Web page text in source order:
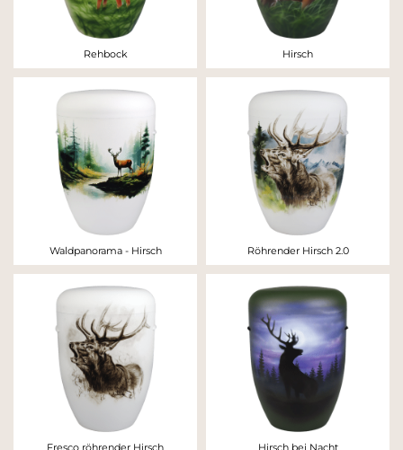
Rehbock Hirsch
Waldpanorama - Hirsch Röhrender Hirsch 2.0